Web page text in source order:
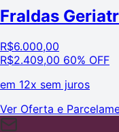
Fraldas
R$6.000,00
R$2.409,00 60% OFF
em 12x sem juros
Ver Oferta e